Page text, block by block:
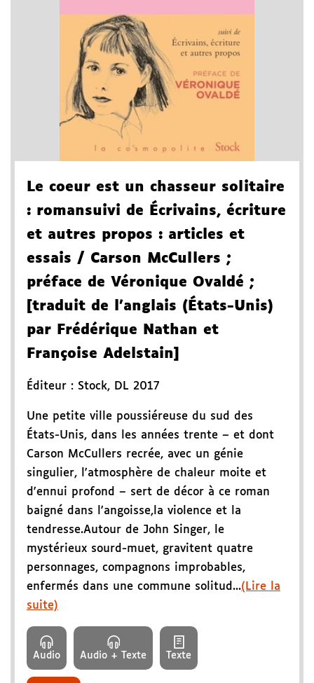
Le coeur est un chasseur solitaire
: romansuivi de Écrivains, écriture
et autres propos : articles et
essais / Carson McCullers ;
préface de Véronique Ovaldé ;
[traduit de l'anglais (États-Unis)
par Frédérique Nathan et
Françoise Adelstain]
Éditeur : Stock, DL 2017
Une petite ville poussiéreuse du sud des
États-Unis, dans les années trente – et dont
Carson McCullers recrée, avec un génie
singulier, l'atmosphère de chaleur moite et
d'ennui profond – sert de décor à ce roman
baigné dans l'angoisse,la violence et la
tendresse.Autour de John Singer, le
mystérieux sourd-muet, gravitent quatre
personnages, compagnons improbables,
enfermés dans une commune solitud...(Lire la
suite)
Audio Audio + Texte Texte